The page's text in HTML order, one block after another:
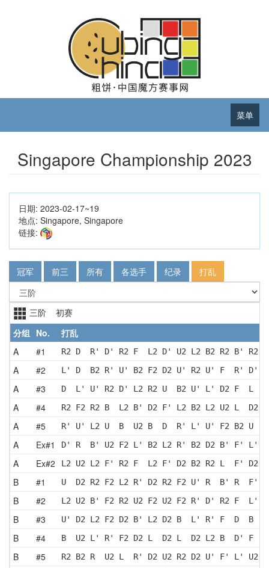
菜单
Singapore Championship 2023
日期: 2023-02-17~19
地点: Singapore, Singapore
链接:
冠军 前三 所有 各选手 纪录 打乱
三阶 初赛
分组 No.
打乱
A
#1 R2 D  R' D' R2 F  L2 D' U2 L2 B2 R2 B'
A #2 L' D  B2 R' U' B2 F2 D2 U' R2 U' F  R' D'
A #3 D  L' U' R2 D' L2 R2 U  B2 U' L' D2 F  L
A #4 R2 F2 R2 B  L2 B' D2 F' L2 B2 L2 U2 L  D2
A #5 R' U' L2 U  B  U2 B  D  R' L' U' F2 B2 U
A Ex#1 D' R  B' U2 F2 L' B2 L2 R' B2 D2 B' F' L'
A Ex#2 L2 U2 L2 F' R2 F  L2 F' D2 B2 R2 L  F' D2
B #1 U  D2 R2 F2 L2 R' D2 R2 F2 U' R  B' R  F'
B #2 L2 U2 B' F2 R2 U2 F2 U2 F2 R' D' R2 F  L'
B #3 U' D2 L2 F2 D2 B' L2 D2 B  L' R' F  D  B
B #4 B  U2 L' R' F2 D2 L  D2 L  D2 L2 B  D' F
B #5 R2 B2 R  U2 L  R' D2 U2 R2 D2 U' F' L' U2